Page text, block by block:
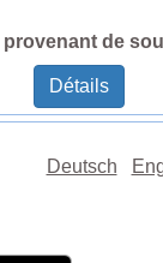
provenant de
Détails
Deutsch